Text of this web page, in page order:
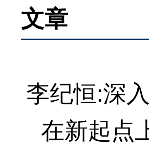
文章
李纪恒:深
在新起点